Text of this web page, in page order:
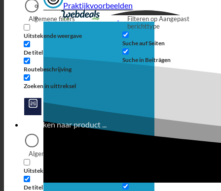
Algemene filters
Uitstekende weergave
De titel
Routebeschrijving
Zoeken in uittreksel
Filteren op Aangepast
berichttype
Suche auf Seiten
Suche in Beiträgen
Algemene filters
Uitstekende weergave
De titel
Praktijkvoorbeelden